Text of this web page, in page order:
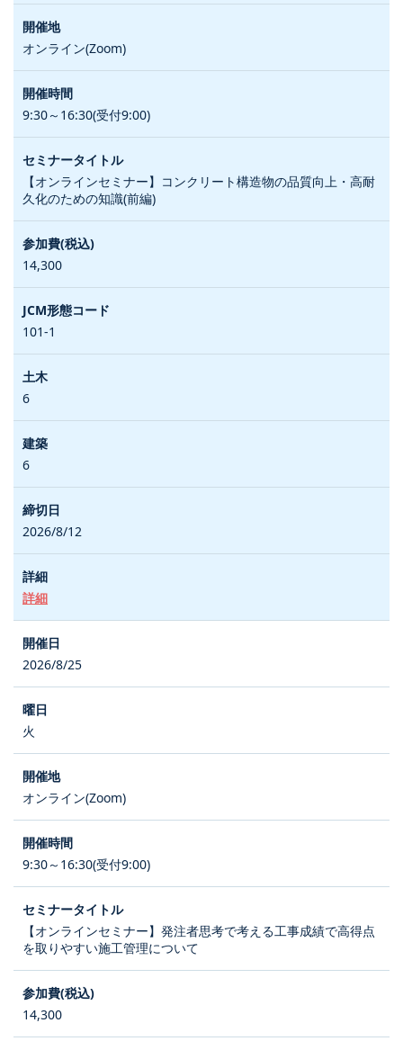
オンライン(Zoom)
9:30～16:30(受付9:00)
【オンラインセミナー】コンクリート構造物の品質向上・高耐
久化のための知識(前編)
14,300
101-1
6
6
2026/8/12
詳細
2026/8/25
火
オンライン(Zoom)
9:30～16:30(受付9:00)
【オンラインセミナー】発注者思考で考える工事成績で高得点
を取りやすい施工管理について
14,300